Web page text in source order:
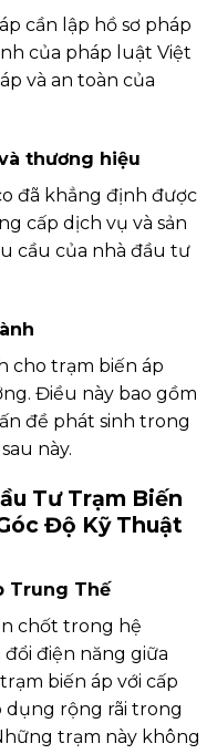
cần lập hồ sơ pháp
của pháp luật Việt
và an toàn của
thương hiệu
đã khẳng định được
cấp dịch vụ và sản
cầu của nhà đầu tư
cho trạm biến áp
Điều này bao gồm
đề phát sinh trong
này.
Tư Trạm Biến
Độ Kỹ Thuật
Trung Thế
chốt trong hệ
điện năng giữa
biến áp với cấp
dụng rộng rãi trong
trạm này không